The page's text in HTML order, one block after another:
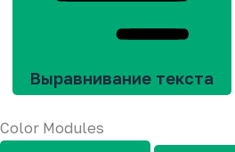
Выравнивание текста
Color Modules